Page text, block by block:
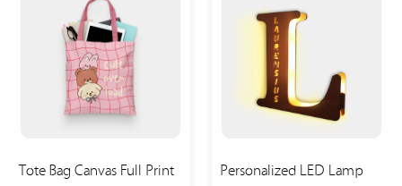
Tote Bag Canvas Full Print Personalized LED Lamp